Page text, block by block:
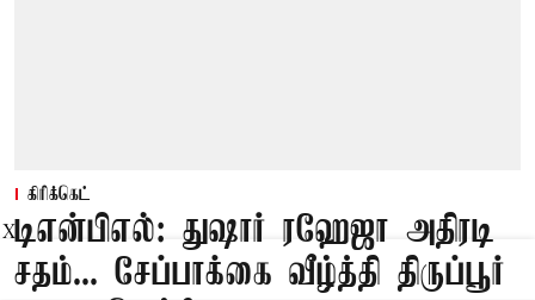
கிரிக்கெட்
டிஎன்பிஎல்: துஷார் ரஹேஜா அதிரடி
சதம்... சேப்பாக்கை வீழ்த்தி திருப்பூர்
X